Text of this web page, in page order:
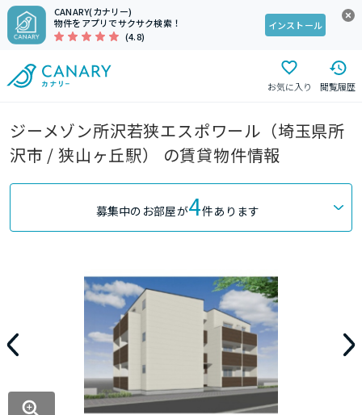
CANARY(カナリー)
物件をアプリでサクサク検索！
(4.8)
インストール
お気に入り 閲覧履歴
ジーメゾン所沢若狭エスポワール（埼玉県所
沢市 / 狭山ヶ丘駅） の賃貸物件情報
募集中のお部屋が4件あります